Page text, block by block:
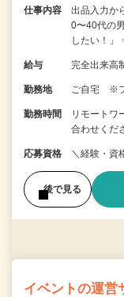
仕事内容
出品入力か
0〜40代の
したい！
給与 完全出来高
勤務地 ご自宅 ※
勤務時間
リモートワ
合わせくだ
応募資格 ＼経験・資
後で見る
イベントの運営